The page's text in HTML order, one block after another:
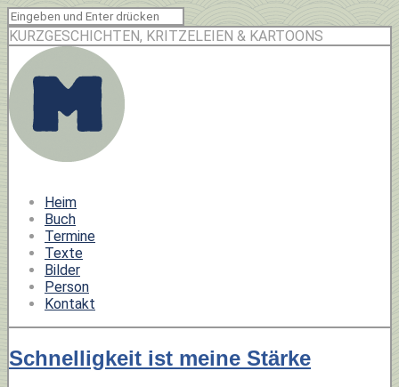
KURZGESCHICHTEN, KRITZELEIEN & KARTOONS
Heim
Buch
Termine
Texte
Bilder
Person
Kontakt
Schnelligkeit ist meine Stärke